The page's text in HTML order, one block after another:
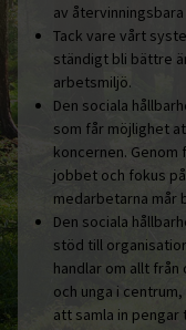
av
Tack vare vårt
ständigt bli bättre
arbetsmiljö.
Den sociala
som får möjlighet
koncernen.
jobbet och fokus
medarbetarna mår
Den sociala
stöd till
handlar om allt
och unga i
att samla in pengar